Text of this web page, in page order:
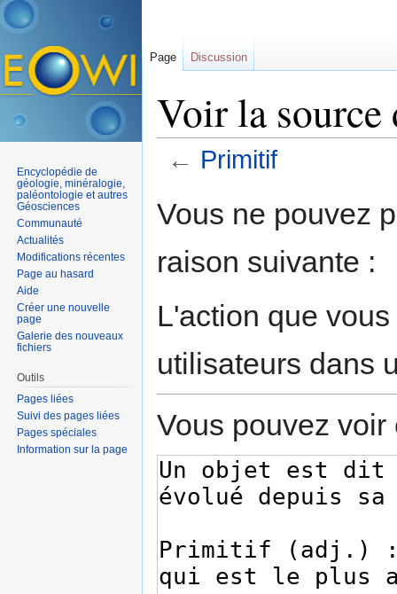
Voir la
← Primitif
Vous ne pouvez
raison suivante :
L'action que
utilisateurs dans
Vous pouvez
Page Discussion
Encyclopédie de
géologie, minéralogie,
paléontologie et autres
Géosciences
Communauté
Actualités
Modifications récentes
Page au hasard
Aide
Créer une nouvelle
page
Galerie des nouveaux
fichiers
Outils
Pages liées
Suivi des pages liées
Pages spéciales
Information sur la page